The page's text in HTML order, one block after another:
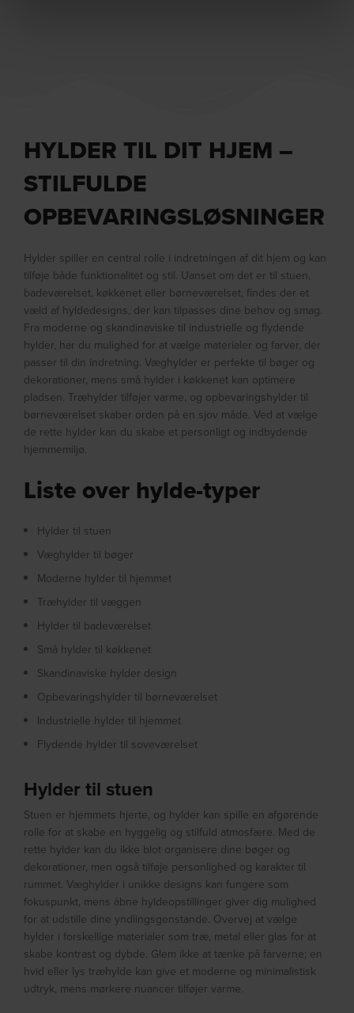
HYLDER TIL DIT HJEM –
STILFULDE
OPBEVARINGSLØSNINGER
Hylder spiller en central rolle i indretningen af dit hjem og kan
tilføje både funktionalitet og stil. Uanset om det er til stuen,
badeværelset, køkkenet eller børneværelset, findes der et
væld af hyldedesigns, der kan tilpasses dine behov og smag.
Fra moderne og skandinaviske til industrielle og flydende
hylder, har du mulighed for at vælge materialer og farver, der
passer til din indretning. Væghylder er perfekte til bøger og
dekorationer, mens små hylder i køkkenet kan optimere
pladsen. Træhylder tilføjer varme, og opbevaringshylder til
børneværelset skaber orden på en sjov måde. Ved at vælge
de rette hylder kan du skabe et personligt og indbydende
hjemmemiljø.
Liste over hylde-typer
Hylder til stuen
Væghylder til bøger
Moderne hylder til hjemmet
Træhylder til væggen
Hylder til badeværelset
Små hylder til køkkenet
Skandinaviske hylder design
Opbevaringshylder til børneværelset
Industrielle hylder til hjemmet
Flydende hylder til soveværelset
Hylder til stuen
Stuen er hjemmets hjerte, og hylder kan spille en afgørende
rolle for at skabe en hyggelig og stilfuld atmosfære. Med de
rette hylder kan du ikke blot organisere dine bøger og
dekorationer, men også tilføje personlighed og karakter til
rummet. Væghylder i unikke designs kan fungere som
fokuspunkt, mens åbne hyldeopstillinger giver dig mulighed
for at udstille dine yndlingsgenstande. Overvej at vælge
hylder i forskellige materialer som træ, metal eller glas for at
skabe kontrast og dybde. Glem ikke at tænke på farverne; en
hvid eller lys træhylde kan give et moderne og minimalistisk
udtryk, mens mørkere nuancer tilføjer varme.